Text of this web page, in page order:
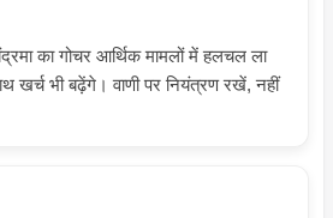
चंद्रमा का गोचर आर्थिक मामलों में हलचल ला
भी बढ़ेंगे। वाणी पर नियंत्रण रखें, नहीं